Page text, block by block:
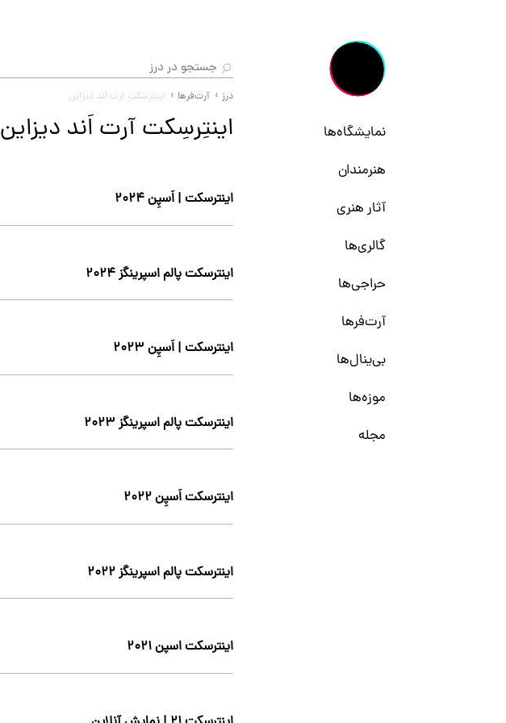
نمایشگاه‌ها
هنرمندان
آثار هنری
گالری‌ها
حراجی‌ها
آرت‌فرها
بی‌ینال‌ها
موزه‌ها
مجله
درز آرت‌فرها اینتِرسِکت آرت اَند دیزاین
اینتِرسِکت آرت اَند دیزاین
اینترسکت | اَسپِن ۲۰۲۴
اینترسکت پالم اسپرینگز ۲۰۲۴
اینترسکت | اَسپِن ۲۰۲۳
اینترسکت پالم اسپرینگز ۲۰۲۳
اینترسکت اَسپِن ۲۰۲۲
اینترسکت پالم اسپرینگز ۲۰۲۲
اینترسکت اسپن ۲۰۲۱